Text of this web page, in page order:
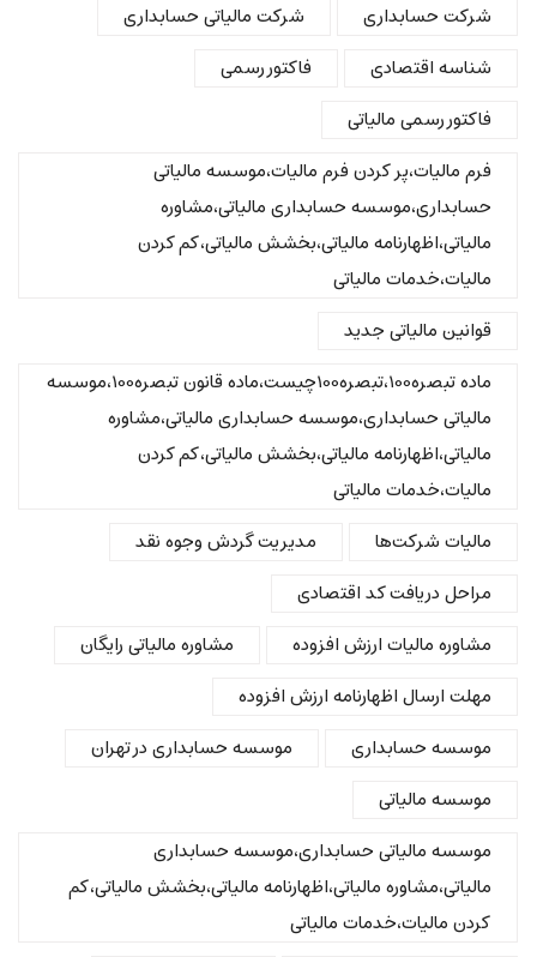
شرکت حسابداری
شرکت مالیاتی حسابداری
شناسه اقتصادی
فاکتور رسمی
فاکتور رسمی مالیاتی
فرم مالیات،پر کردن فرم مالیات،موسسه مالیاتی
حسابداری،موسسه حسابداری مالیاتی،مشاوره
مالیاتی،اظهارنامه مالیاتی،بخشش مالیاتی،کم کردن
مالیات،خدمات مالیاتی
قوانین مالیاتی جدید
ماده تبصره100،تبصره100چیست،ماده قانون تبصره100،موسسه
مالیاتی حسابداری،موسسه حسابداری مالیاتی،مشاوره
مالیاتی،اظهارنامه مالیاتی،بخشش مالیاتی،کم کردن
مالیات،خدمات مالیاتی
مالیات شرکت‌ها
مدیریت گردش وجوه نقد
مراحل دریافت کد اقتصادی
مشاوره مالیات ارزش افزوده
مشاوره مالیاتی رایگان
مهلت ارسال اظهارنامه ارزش افزوده
موسسه حسابداری
موسسه حسابداری در تهران
موسسه مالیاتی
موسسه مالیاتی حسابداری،موسسه حسابداری
مالیاتی،مشاوره مالیاتی،اظهارنامه مالیاتی،بخشش مالیاتی،کم
کردن مالیات،خدمات مالیاتی